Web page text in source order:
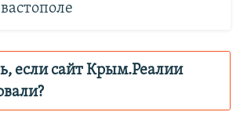
если сайт Крым.Реалии